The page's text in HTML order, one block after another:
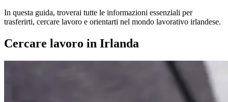
In questa guida, troverai tutte le informazioni essenziali per
trasferirti, cercare lavoro e orientarti nel mondo lavorativo irlandese.
Cercare lavoro in Irlanda